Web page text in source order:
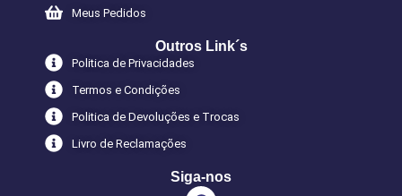
Meus Pedidos
Outros Link´s
Politica de Privacidades
Termos e Condições
Politica de Devoluções e Trocas
Livro de Reclamações
Siga-nos